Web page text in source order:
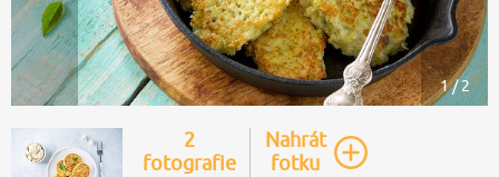
1 / 2
2
fotografie
Nahrát
fotku